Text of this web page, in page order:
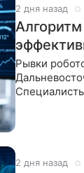
2 дня назад
Рывки
2 дня назад